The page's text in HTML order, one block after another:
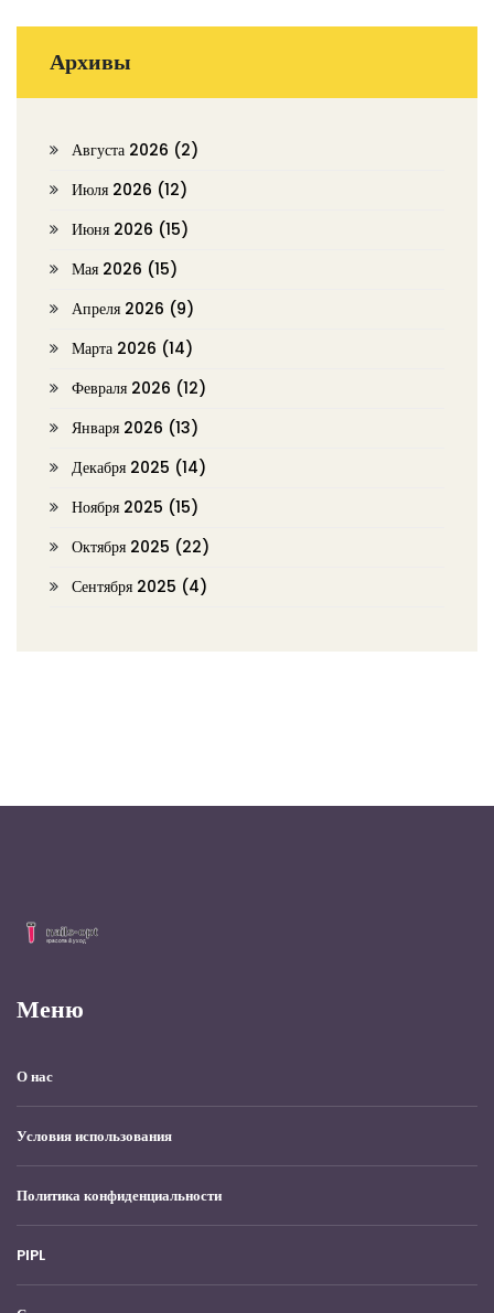
Архивы
Августа 2026 (2)
Июля 2026 (12)
Июня 2026 (15)
Мая 2026 (15)
Апреля 2026 (9)
Марта 2026 (14)
Февраля 2026 (12)
Января 2026 (13)
Декабря 2025 (14)
Ноября 2025 (15)
Октября 2025 (22)
Сентября 2025 (4)
Меню
О нас
Условия использования
Политика конфиденциальности
PIPL